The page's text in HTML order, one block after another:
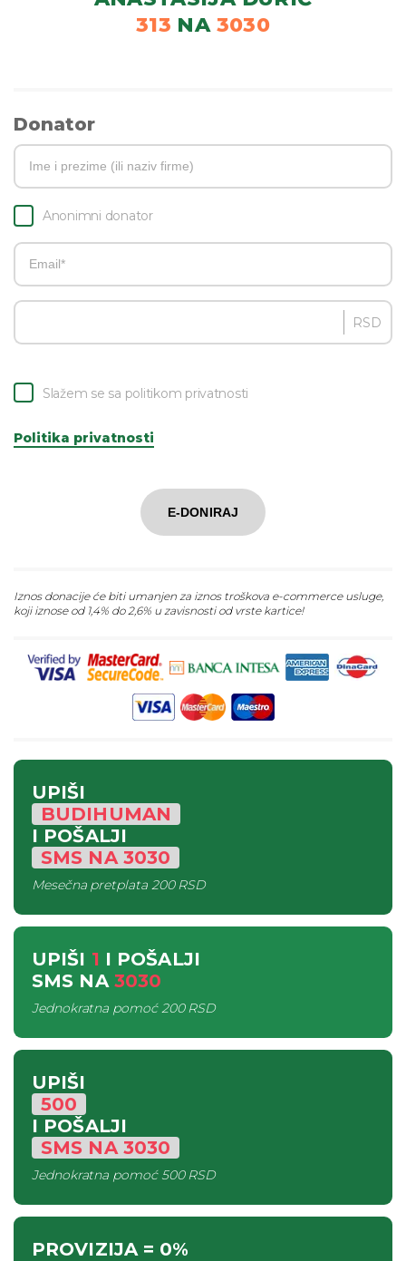
313 NA 3030
Donator
Anonimni donator
RSD
Slažem se sa politikom privatnosti
Politika privatnosti
E-DONIRAJ
Iznos donacije će biti umanjen za iznos troškova e-commerce usluge,
koji iznose od 1,4% do 2,6% u zavisnosti od vrste kartice!
UPIŠI
BUDIHUMAN
I POŠALJI
SMS NA3030
Mesečna pretplata200 RSD
UPIŠI 1 I POŠALJI
SMS NA 3030
Jednokratna pomoć200 RSD
UPIŠI
500
I POŠALJI
SMS NA3030
Jednokratna pomoć500 RSD
PROVIZIJA= 0%